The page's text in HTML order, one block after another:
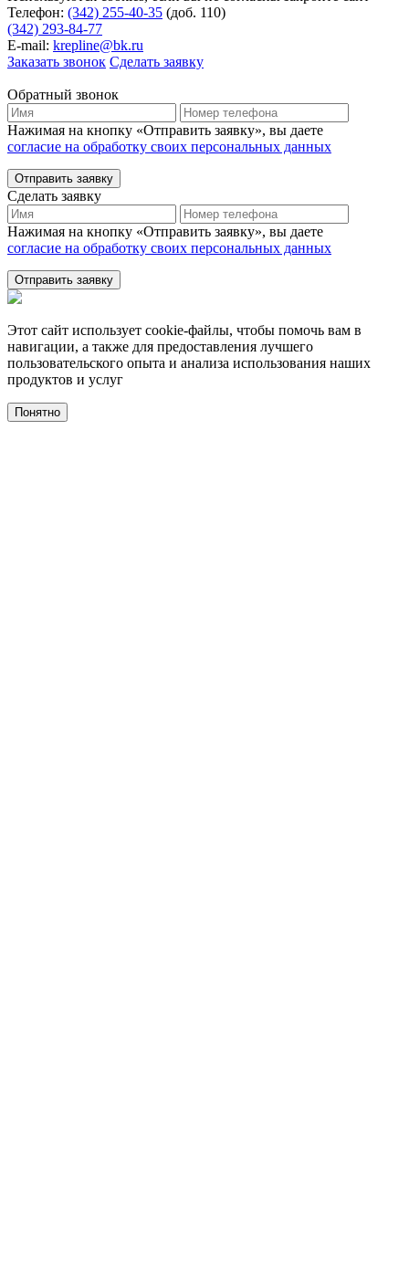
Телефон: (342) 255-40-35 (доб. 110)
(342) 293-84-77
E-mail: krepline@bk.ru
Заказать звонок Сделать заявку
Обратный звонок
Нажимая на кнопку «Отправить заявку», вы даете
согласие на обработку своих персональных данных
Отправить заявку
Сделать заявку
Нажимая на кнопку «Отправить заявку», вы даете
согласие на обработку своих персональных данных
Отправить заявку
Этот сайт использует cookie-файлы, чтобы помочь вам в
навигации, а также для предоставления лучшего
пользовательского опыта и анализа использования наших
продуктов и услуг
Понятно